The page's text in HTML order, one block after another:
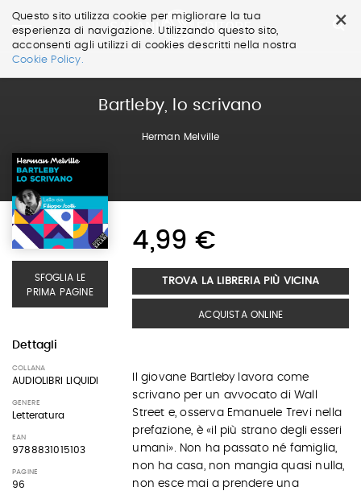
×
Questo sito utilizza cookie per migliorare la tua
esperienza di navigazione. Utilizzando questo sito,
acconsenti agli utilizzi di cookies descritti nella nostra
Cookie Policy.
Salta
Bartleby, lo scrivano
Herman Melville
SFOGLIA LE
PRIMA PAGINE
Dettagli
COLLANA
AUDIOLIBRI LIQUIDI
GENERE
Letteratura
EAN
9788831015103
PAGINE
96
4,99 €
TROVA LA LIBRERIA PIÙ VICINA
ACQUISTA ONLINE
Il giovane Bartleby lavora come
scrivano per un avvocato di Wall
Street e, osserva Emanuele Trevi nella
prefazione, è «il più strano degli esseri
umani». Non ha passato né famiglia,
non ha casa, non mangia quasi nulla,
non esce mai a prendere una